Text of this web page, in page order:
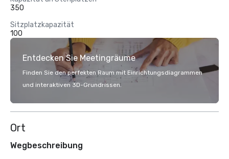
350
Sitzplatzkapazität
100
Entdecken Sie Meetingräume
Finden Sie den perfekten Raum mit Einrichtungsdiagrammen
und interaktiven 3D-Grundrissen.
Ort
Wegbeschreibung